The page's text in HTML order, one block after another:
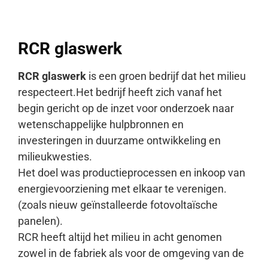
RCR glaswerk
RCR glaswerk is een groen bedrijf dat het milieu
respecteert.Het bedrijf heeft zich vanaf het
begin gericht op de inzet voor onderzoek naar
wetenschappelijke hulpbronnen en
investeringen in duurzame ontwikkeling en
milieukwesties.
Het doel was productieprocessen en inkoop van
energievoorziening met elkaar te verenigen.
(zoals nieuw geïnstalleerde fotovoltaïsche
panelen).
RCR heeft altijd het milieu in acht genomen
zowel in de fabriek als voor de omgeving van de